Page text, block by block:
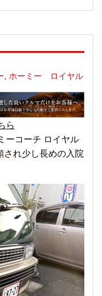
, ホーミー ロイヤル
ら
ーコーチ ロイヤル
され少し長めの入院